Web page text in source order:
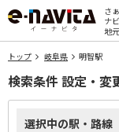
さ
ナ
地
トップ 岐阜県 明智駅
検索条件 設定・変
選択中の駅・路線